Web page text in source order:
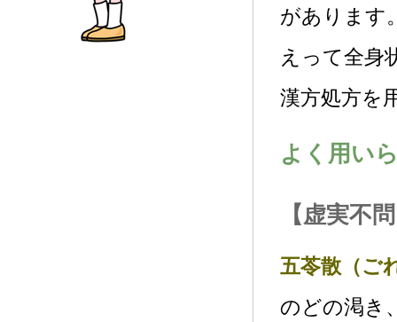
があります
えって全身
漢方処方を
よく用い
【虚実不
五苓散（ご
のどの渇き